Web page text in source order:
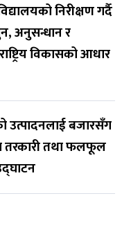
निरीक्षण गर्दै
अनुसन्धान र
विकासको आधार
उत्पादनलाई बजारसँग
तरकारी तथा फलफूल